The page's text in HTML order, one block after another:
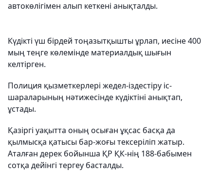
автокөлігімен алып кеткені анықталды.
Күдікті үш бірдей тоңазытқышты ұрлап, иесіне 400
мың теңге көлемінде материалдық шығын
келтірген.
Полиция қызметкерлері жедел-іздестіру іс-
шараларының нәтижесінде күдіктіні анықтап,
ұстады.
Қазіргі уақытта оның осыған ұқсас басқа да
қылмысқа қатысы бар-жоғы тексеріліп жатыр.
Аталған дерек бойынша ҚР ҚК-нің 188-бабымен
сотқа дейінгі тергеу басталды.